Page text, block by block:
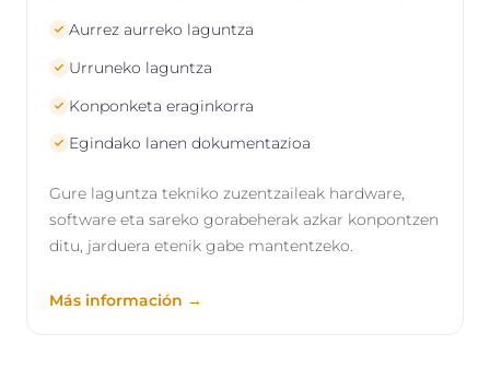
Aurrez aurreko laguntza
Urruneko laguntza
Konponketa eraginkorra
Egindako lanen dokumentazioa
Gure laguntza tekniko zuzentzaileak hardware,
software eta sareko gorabeherak azkar konpontzen
ditu, jarduera etenik gabe mantentzeko.
Más información →